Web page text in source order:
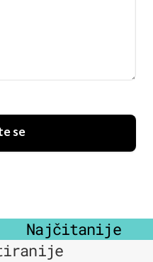
se
Najčitanije